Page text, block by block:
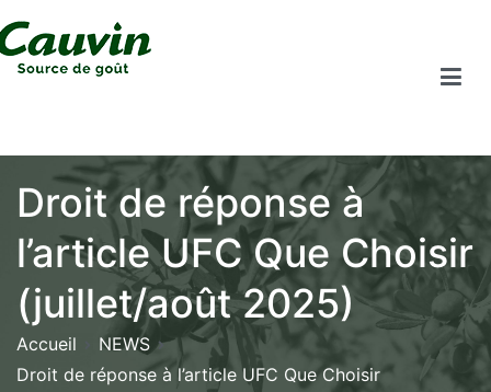
Droit de réponse à
l’article UFC Que Choisir
(juillet/août 2025)
Accueil
NEWS
Droit de réponse à l’article UFC Que Choisir